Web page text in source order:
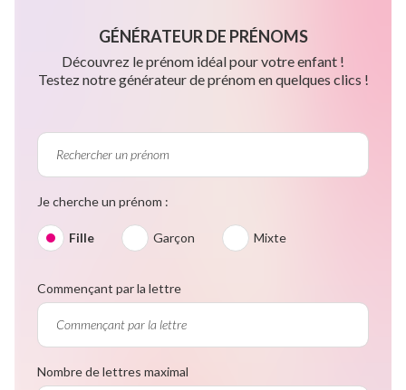
GÉNÉRATEUR DE PRÉNOMS
Découvrez le prénom idéal pour votre enfant !
Testez notre générateur de prénom en quelques clics !
Je cherche un prénom :
Fille Garçon Mixte
Commençant par la lettre
Nombre de lettres maximal